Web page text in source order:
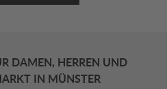
DAMEN, HERREN UND
IN MÜNSTER